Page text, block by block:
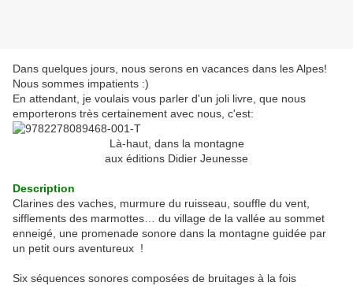
Dans quelques jours, nous serons en vacances dans les Alpes!
Nous sommes impatients :)
En attendant, je voulais vous parler d'un joli livre, que nous
emporterons très certainement avec nous, c'est:
Là-haut, dans la montagne
aux éditions Didier Jeunesse
Description
Clarines des vaches, murmure du ruisseau, souffle du vent,
sifflements des marmottes… du village de la vallée au sommet
enneigé, une promenade sonore dans la montagne guidée par
un petit ours aventureux !
Six séquences sonores composées de bruitages à la fois